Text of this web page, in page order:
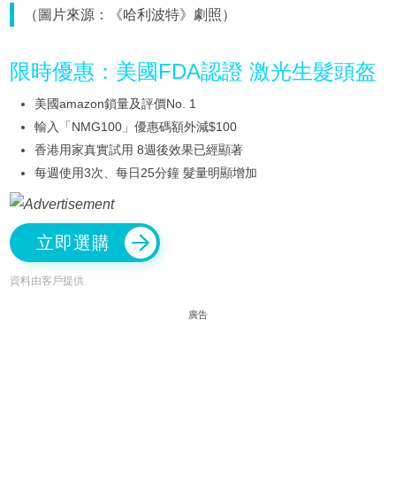
（圖片來源：《哈利波特》劇照）
限時優惠：美國FDA認證 激光生髮頭盔
美國amazon鎖量及評價No. 1
輸入「NMG100」優惠碼額外減$100
香港用家真實試用 8週後效果已經顯著
每週使用3次、每日25分鐘 髮量明顯增加
立即選購
資料由客戶提供
廣告